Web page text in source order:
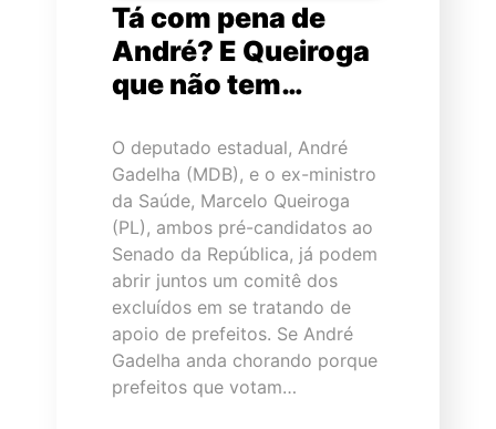
Tá com pena de
André? E Queiroga
que não tem…
O deputado estadual, André
Gadelha (MDB), e o ex-ministro
da Saúde, Marcelo Queiroga
(PL), ambos pré-candidatos ao
Senado da República, já podem
abrir juntos um comitê dos
excluídos em se tratando de
apoio de prefeitos. Se André
Gadelha anda chorando porque
prefeitos que votam…